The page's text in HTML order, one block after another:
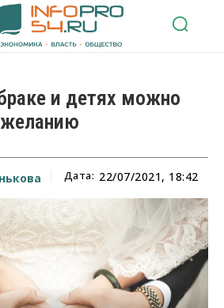
и детях можно
Дата: 22/07/2021, 18:42